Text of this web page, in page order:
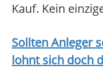
Kauf. Kein
Sollten Anleger
lohnt sich doch